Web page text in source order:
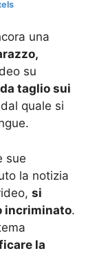
una
su
taglio sui
quale si
sue
la notizia
si
incriminato.
la